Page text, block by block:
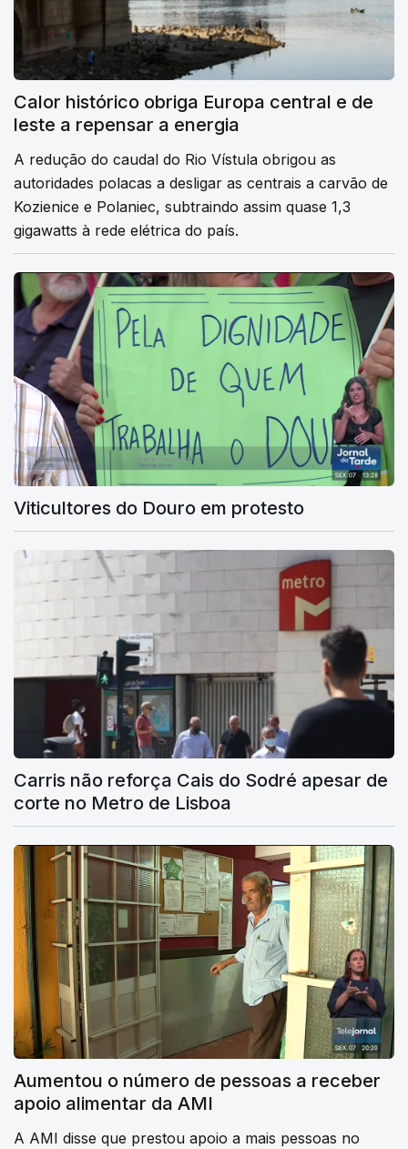
Calor histórico obriga Europa central e de
leste a repensar a energia
A redução do caudal do Rio Vístula obrigou as
autoridades polacas a desligar as centrais a carvão de
Kozienice e Polaniec, subtraindo assim quase 1,3
gigawatts à rede elétrica do país.
Viticultores do Douro em protesto
Carris não reforça Cais do Sodré apesar de
corte no Metro de Lisboa
Aumentou o número de pessoas a receber
apoio alimentar da AMI
A AMI disse que prestou apoio a mais pessoas no